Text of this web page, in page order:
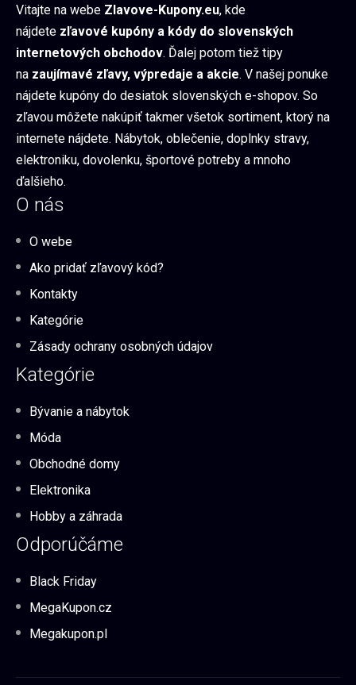
Vitajte na webe Zlavove-Kupony.eu, kde
nájdete zľavové kupóny a kódy do slovenských
internetových obchodov. Ďalej potom tiež tipy
na zaujímavé zľavy, výpredaje a akcie. V našej ponuke
nájdete kupóny do desiatok slovenských e-shopov. So
zľavou môžete nakúpiť takmer všetok sortiment, ktorý na
internete nájdete. Nábytok, oblečenie, doplnky stravy,
elektroniku, dovolenku, športové potreby a mnoho
ďalšieho.
O nás
O webe
Ako pridať zľavový kód?
Kontakty
Kategórie
Zásady ochrany osobných údajov
Kategórie
Bývanie a nábytok
Móda
Obchodné domy
Elektronika
Hobby a záhrada
Odporúčáme
Black Friday
MegaKupon.cz
Megakupon.pl